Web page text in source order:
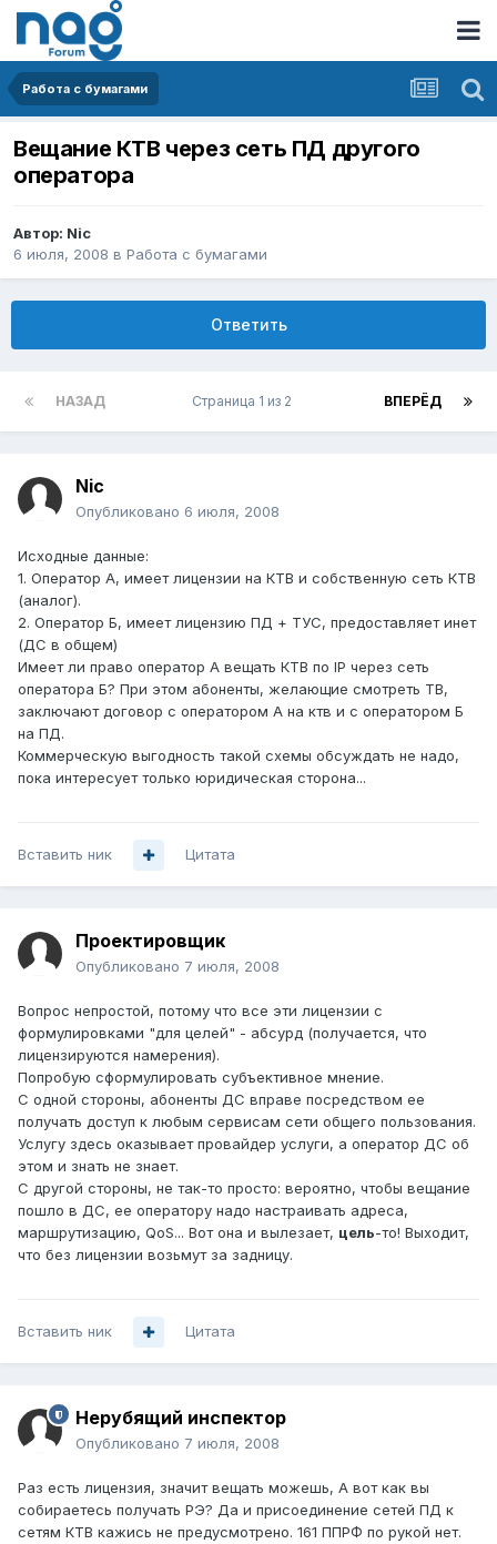
Работа с бумагами
Вещание КТВ через сеть ПД другого
оператора
Автор: Nic
6 июля, 2008 в Работа с бумагами
Ответить
НАЗАД ВПЕРЁД
Страница 1 из 2
Nic
Опубликовано 6 июля, 2008
Исходные данные:
1. Оператор А, имеет лицензии на КТВ и собственную сеть КТВ
(аналог).
2. Оператор Б, имеет лицензию ПД + ТУС, предоставляет инет
(ДС в общем)
Имеет ли право оператор А вещать КТВ по IP через сеть
оператора Б? При этом абоненты, желающие смотреть ТВ,
заключают договор с оператором А на ктв и с оператором Б
на ПД.
Коммерческую выгодность такой схемы обсуждать не надо,
пока интересует только юридическая сторона...
Вставить ник Цитата
Проектировщик
Опубликовано 7 июля, 2008
Вопрос непростой, потому что все эти лицензии с
формулировками "для целей" - абсурд (получается, что
лицензируются намерения).
Попробую сформулировать субъективное мнение.
С одной стороны, абоненты ДС вправе посредством ее
получать доступ к любым сервисам сети общего пользования.
Услугу здесь оказывает провайдер услуги, а оператор ДС об
этом и знать не знает.
С другой стороны, не так-то просто: вероятно, чтобы вещание
пошло в ДС, ее оператору надо настраивать адреса,
маршрутизацию, QoS... Вот она и вылезает, цель-то! Выходит,
что без лицензии возьмут за задницу.
Вставить ник Цитата
Нерубящий инспектор
Опубликовано 7 июля, 2008
Раз есть лицензия, значит вещать можешь, А вот как вы
собираетесь получать РЭ? Да и присоединение сетей ПД к
сетям КТВ кажись не предусмотрено. 161 ППРФ по рукой нет.